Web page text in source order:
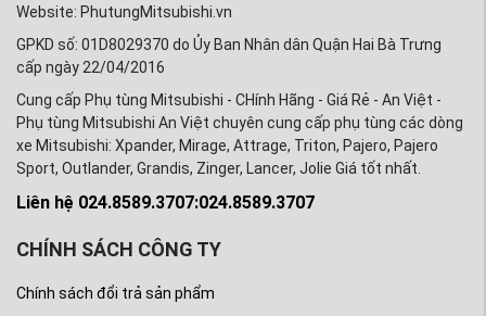
Website: PhutungMitsubishi.vn
GPKD số: 01D8029370 do Ủy Ban Nhân dân Quận Hai Bà Trưng
cấp ngày 22/04/2016
Cung cấp Phụ tùng Mitsubishi - CHính Hãng - Giá Rẻ - An Việt -
Phụ tùng Mitsubishi An Việt chuyên cung cấp phụ tùng các dòng
xe Mitsubishi: Xpander, Mirage, Attrage, Triton, Pajero, Pajero
Sport, Outlander, Grandis, Zinger, Lancer, Jolie Giá tốt nhất.
Liên hệ 024.8589.3707:024.8589.3707
CHÍNH SÁCH CÔNG TY
Chính sách đổi trả sản phẩm